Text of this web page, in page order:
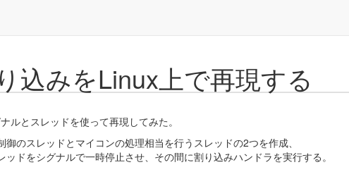
込みをLinux上で再現する
ルとスレッドを使って再現してみた。
のスレッドとマイコンの処理相当を行うスレッドの2つを作成、
ドをシグナルで一時停止させ、その間に割り込みハンドラを実行する。